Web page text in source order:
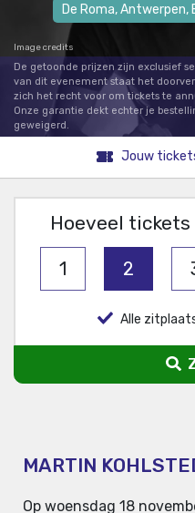
De Roma,Antwerpen,
Image credits
De getoonde prijzen zijn exclusief
van dit evenement staat het
zich het recht voor om tickets te
Onze garantie dekt echter je
geweigerd.
Jouw
Hoeveel
1 2
Alle
MARTIN
Op woensdag 18